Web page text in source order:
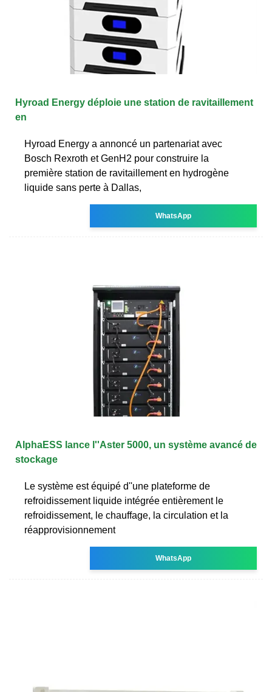
Hyroad Energy déploie une station de ravitaillement
en
Hyroad Energy a annoncé un partenariat avec
Bosch Rexroth et GenH2 pour construire la
première station de ravitaillement en hydrogène
liquide sans perte à Dallas,
WhatsApp
AlphaESS lance l''Aster 5000, un système avancé de
stockage
Le système est équipé d''une plateforme de
refroidissement liquide intégrée entièrement le
refroidissement, le chauffage, la circulation et la
réapprovisionnement
WhatsApp